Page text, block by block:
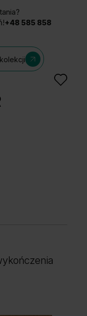
+48 585 858